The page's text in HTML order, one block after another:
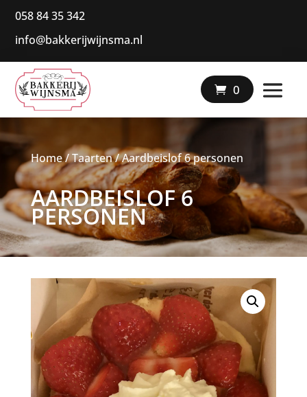
058 84 35 342
|
info@bakkerijwijnsma.nl
0
Home/Taarten/ Aardbeislof 6 personen
AARDBEISLOF 6
PERSONEN